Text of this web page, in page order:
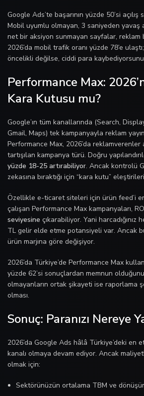
Google Ads’te başarının yüzde 50’si açılış
Mobil uyumlu olmayan, 3 saniyeden yavaş
net bir aksiyon sunmayan sayfalar, reklam
2026’da mobil trafik oranı yüzde 78’e
öncelikli değilse, ciddi para
Performance Max:
Kara Kutusu mu?
Google’ın tüm kanallarında (Search,
Gmail, Maps) tek kampanyayla reklam
Performance Max, 2026’da reklamverenler
tartışılan kampanya türü. Doğru
yüzde 18-25 artırabiliyor. Ancak kontrolü
zekasına bıraktığı için “kara kutu”
Özellikle e-ticaret siteleri için ürün feed’i
çalışan Performance Max kampanyaları,
seviyesine çıkarabiliyor. Yani harcadığınız
TL gelir elde etme potansiyeli var. Ancak
ürün marjına göre değişiyor.
2026’da Türkiye’de Performance Max
yüzde 62’si sonuçlardan memnun
olmayanların ortak şikayeti ise raporlama
olması.
Sonuç: Paranızı Nereye
2026’da Google Ads hâlâ Türkiye’deki en
kanalı olmaya devam ediyor. Ancak
olmak için:
Sektörünüzün ortalama TBM ve